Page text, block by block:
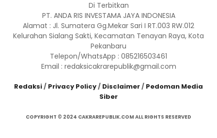
Di Terbitkan
PT. ANDA RIS INVESTAMA JAYA INDONESIA
Alamat : Jl. Sumatera Gg.Mekar Sari I RT.003 RW.012
Kelurahan Sialang Sakti, Kecamatan Tenayan Raya, Kota
Pekanbaru
Telepon/WhatsApp : 085216503461
Email : redaksicakrarepublik@gmail.com
Redaksi/ Privacy Policy/ Disclaimer/ Pedoman Media
Siber
COPYRIGHT © 2024 CAKRAREPUBLIK.COM ALL RIGHTS RESERVED